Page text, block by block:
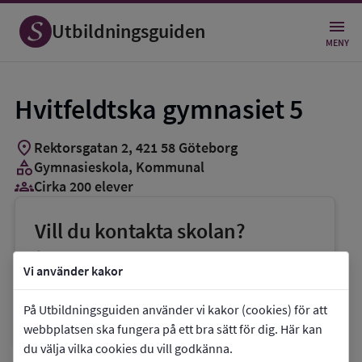
Vi använder kakor
På Utbildningsguiden använder vi kakor (cookies) för att
webbplatsen ska fungera på ett bra sätt för dig. Här kan
du välja vilka cookies du vill godkänna.
Utbildningsguiden MENY
Hvitfeldtska gymnasiet 5
location_on Rektorsgatan 2, 42158 Göteborg
categoryGymnasieskola, Kommunal
groups_3Cirka 200 elever
Vill du kontakta skolan?
phoneTelefon:031-3670600
mailE-post:info.hvitfeldtska@educ.goteborg.se
linkWebbplats:Hvitfeldtska gymnasiet 5